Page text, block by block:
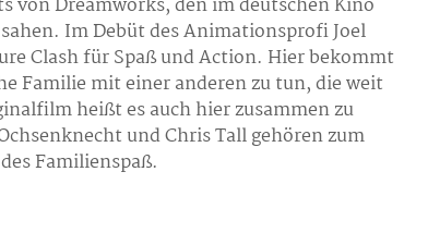
von Dreamworks, den im deutschen Kino
Im Debüt des Animationsprofi Joel
Clash für Spaß und Action. Hier bekommt
Familie mit einer anderen zu tun, die weit
heißt es auch hier zusammen zu
und Chris Tall gehören zum
Familienspaß.